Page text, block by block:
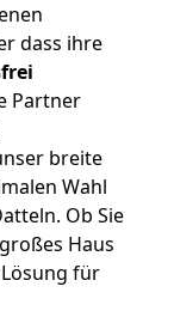
dass ihre
Partner
breite
Wahl
Ob Sie
Haus
für